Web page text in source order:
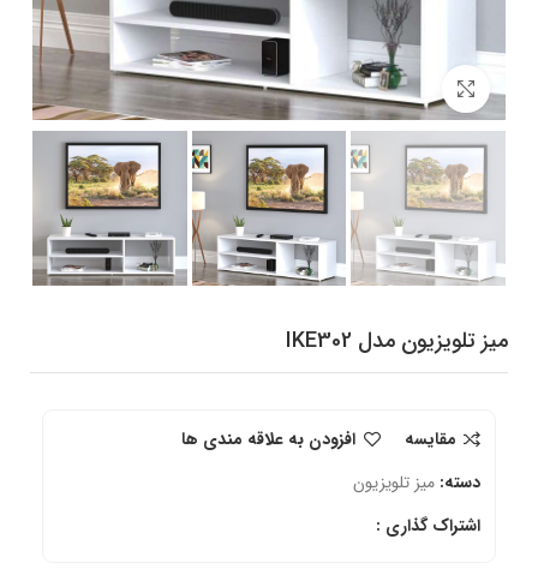
برای بزرگنمایی کلیک کنید
میز تلویزیون مدل IKE302
مقایسه
افزودن به علاقه مندی ها
دسته: میز تلویزیون
اشتراک گذاری :